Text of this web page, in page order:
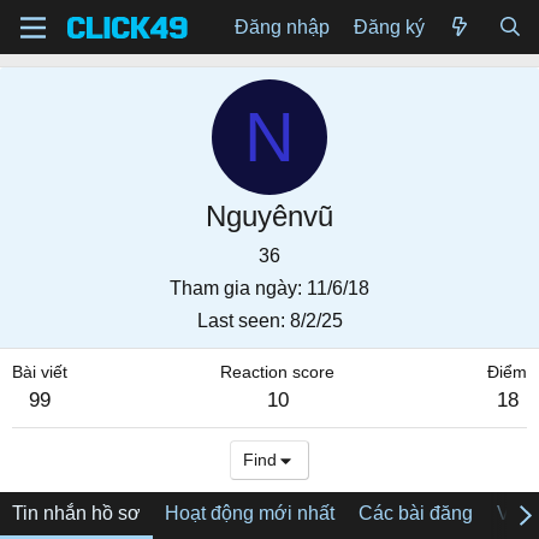
Đăng nhập Đăng ký
N
Nguyênvũ
36
Tham gia ngày 11/6/18
Last seen 8/2/25
Bài viết
99
Reaction score
10
Điểm
18
Find
Tin nhắn hồ sơ Hoạt động mới nhất Các bài đăng Về